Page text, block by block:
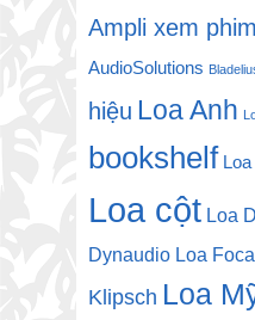
Ampli xem phim
AudioSolutions
hiệu Loa Anh
bookshelf
Loa cột Loa
Dynaudio Loa Focal
Klipsch Loa